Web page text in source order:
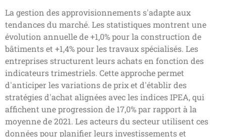
La gestion des approvisionnements s'adapte aux
tendances du marché. Les statistiques montrent une
évolution annuelle de +1,0% pour la construction de
bâtiments et +1,4% pour les travaux spécialisés. Les
entreprises structurent leurs achats en fonction des
indicateurs trimestriels. Cette approche permet
d'anticiper les variations de prix et d'établir des
stratégies d'achat alignées avec les indices IPEA, qui
affichent une progression de 17,0% par rapport à la
moyenne de 2021. Les acteurs du secteur utilisent ces
données pour planifier leurs investissements et